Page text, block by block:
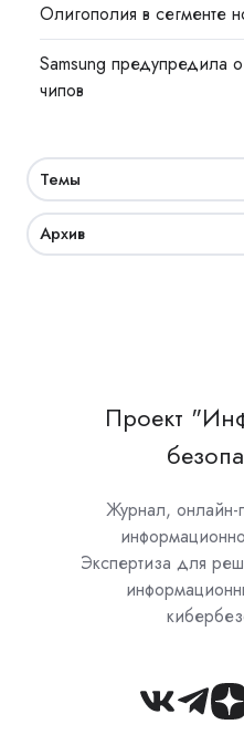
Олигополия в сегменте
Samsung предупредила
чипов
Темы
Архив
Проект
Журнал,
Экспертиза для